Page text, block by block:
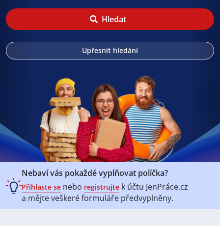
Hledat
Upřesnit hledání
Nebaví vás pokaždé vyplňovat políčka?
Přihlaste se nebo registrujte k účtu JenPráce.cz
a mějte veškeréformuláře předvyplněny.